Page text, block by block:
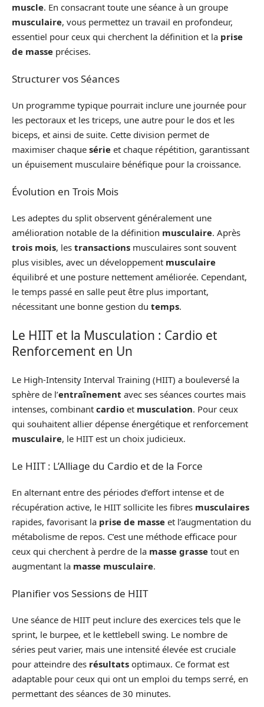
muscle. En consacrant toute une séance à un groupe
musculaire, vous permettez un travail en profondeur,
essentiel pour ceux qui cherchent la définition et la prise
de masse précises.
Structurer vos Séances
Un programme typique pourrait inclure une journée pour
les pectoraux et les triceps, une autre pour le dos et les
biceps, et ainsi de suite. Cette division permet de
maximiser chaque série et chaque répétition, garantissant
un épuisement musculaire bénéfique pour la croissance.
Évolution en Trois Mois
Les adeptes du split observent généralement une
amélioration notable de la définition musculaire. Après
trois mois, les transactions musculaires sont souvent
plus visibles, avec un développement musculaire
équilibré et une posture nettement améliorée. Cependant,
le temps passé en salle peut être plus important,
nécessitant une bonne gestion du temps.
Le HIIT et la Musculation : Cardio et
Renforcement en Un
Le High-Intensity Interval Training (HIIT) a bouleversé la
sphère de l’entraînement avec ses séances courtes mais
intenses, combinant cardio et musculation. Pour ceux
qui souhaitent allier dépense énergétique et renforcement
musculaire, le HIIT est un choix judicieux.
Le HIIT : L’Alliage du Cardio et de la Force
En alternant entre des périodes d’effort intense et de
récupération active, le HIIT sollicite les fibres musculaires
rapides, favorisant la prise de masse et l’augmentation du
métabolisme de repos. C’est une méthode efficace pour
ceux qui cherchent à perdre de la masse grasse tout en
augmentant la masse musculaire.
Planifier vos Sessions de HIIT
Une séance de HIIT peut inclure des exercices tels que le
sprint, le burpee, et le kettlebell swing. Le nombre de
séries peut varier, mais une intensité élevée est cruciale
pour atteindre des résultats optimaux. Ce format est
adaptable pour ceux qui ont un emploi du temps serré, en
permettant des séances de 30 minutes.